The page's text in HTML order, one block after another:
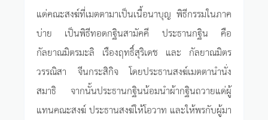
แด่คณะสงฆ์ที่เมตตามาเป็นเนื้อนาบุญ พิธีกรรมในภาค
บ่าย เป็นพิธีทอดกฐินสามัคคี ประธานกฐิน คือ
กัลยาณมิตรมะลิ เรืองฤทธิ์สุริเดช และ กัลยาณมิตร
วรรณิสา จีนกระสิกิจ โดยประธานสงฆ์เมตตานำนั่ง
สมาธิ จากนั้นประธานกฐินน้อมนำผ้ากฐินถวายแด่ผู้
แทนคณะสงฆ์ ประธานสงฆ์ให้โอวาท และให้พรกับผู้มา